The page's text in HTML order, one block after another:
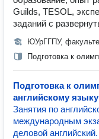
Guilds, TESOL,
заданий с
ЮУрГГПУ,
Подготовка к
Подготовка к
английскому языку
Занятия по
международным
деловой